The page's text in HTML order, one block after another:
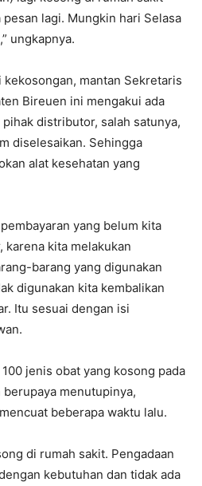
lagi. Mungkin hari Selasa
ungkapnya.
mantan Sekretaris
Bireuen ini mengakui ada
distributor, salah satunya,
diselesaikan. Sehingga
alat kesehatan yang
yang belum kita
kita melakukan
barang yang digunakan
digunakan kita kembalikan
Itu sesuai dengan isi
jenis obat yang kosong pada
menutupinya,
beberapa waktu lalu.
di rumah sakit. Pengadaan
kebutuhan dan tidak ada